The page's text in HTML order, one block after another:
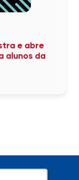
e abre
alunos da